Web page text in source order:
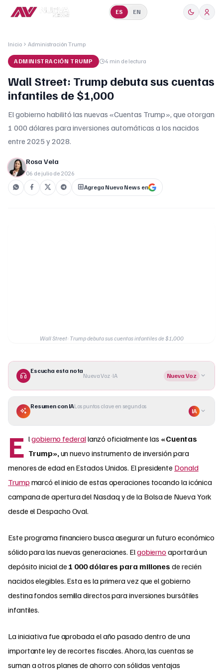
ES EN
Inicio Administración Trump
ADMINISTRACIÓN TRUMP 4 min de lectura
Wall Street: Trump debuta sus cuentas
infantiles de $1,000
El gobierno habilitó las nuevas «Cuentas Trump», que otorgan
1 000 dólares para inversiones automáticas a los nacidos
entre 2025 y 2028.
Rosa Vela
06 de julio de 2026
Agrega Nueva News en
Wall Street: Trump debuta sus cuentas infantiles de $1,000
Escucha esta nota
Nueva Voz · IA Nueva Voz
Resumen con IALos puntos clave en segundos
IA
E lgobierno federallanzó oficialmente las «Cuentas
Trump»,un nuevo instrumento de inversión para
menores de edad en Estados Unidos. El presidente Donald
Trump marcó el inicio de estas operaciones tocando la icónica
campana de apertura del Nasdaq y de la Bolsa de Nueva York
desde el Despacho Oval.
Este programa financiero busca asegurar un futuro económico
sólido para las nuevas generaciones. Elgobierno aportará un
depósito inicial de 1 000 dólares para millones de recién
nacidos elegibles. Esta es la primera vez que el gobierno
destina fondos semilla directos para inversiones bursátiles
infantiles.
La iniciativa fue aprobada el año pasado dentro de una
importante ley de recortes fiscales. Ahora, las cuentas se
suman a otros planes de ahorro con sólidas ventajas